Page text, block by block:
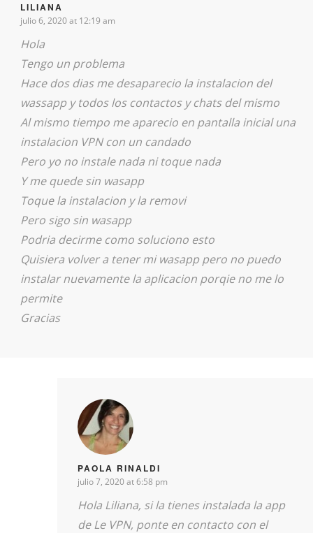
LILIANA
julio 6, 2020 at 12:19 am
Hola
Tengo un problema
Hace dos dias me desaparecio la instalacion del
wassapp y todos los contactos y chats del mismo
Al mismo tiempo me aparecio en pantalla inicial una
instalacion VPN con un candado
Pero yo no instale nada ni toque nada
Y me quede sin wasapp
Toque la instalacion y la removi
Pero sigo sin wasapp
Podria decirme como soluciono esto
Quisiera volver a tener mi wasapp pero no puedo
instalar nuevamente la aplicacion porqie no me lo
permite
Gracias
PAOLA RINALDI
julio 7, 2020 at 6:58 pm
Hola Liliana, si la tienes instalada la app
de Le VPN, ponte en contacto con el